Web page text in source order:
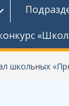
школьных